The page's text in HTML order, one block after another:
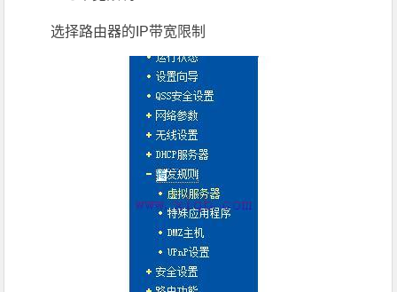
选择路由器的IP带宽限制